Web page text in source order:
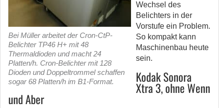
Bei Müller arbeitet der Cron-CtP-
Belichter TP46 H+ mit 48
Thermaldioden und macht 24
Platten/h. Cron-Belichter mit 128
Dioden und Doppeltrommel schaffen
sogar 68 Platten/h im B1-Format.
Wechsel des
Belichters in der
Vorstufe ein Problem.
So kompakt kann
Maschinenbau heute
sein.
Kodak Sonora
Xtra 3, ohne Wenn
und Aber